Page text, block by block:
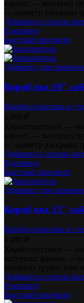
Добавить в список
В корзину
Быстрый просмотр
Добавить для
Короб под 10″
Короба (классика и
Добавить в список
В корзину
Быстрый просмотр
Добавить для
Короб под 15″
Короба (классика и
Добавить в список
В корзину
Быстрый просмотр